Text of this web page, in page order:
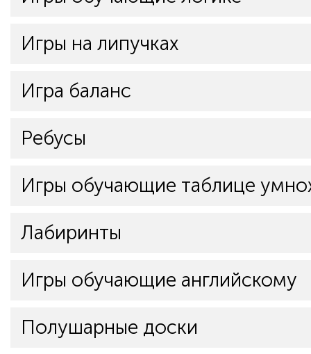
Игры на липучках
Игра баланс
Ребусы
Игры обучающие таблице
Лабиринты
Игры обучающие английскому
Полушарные доски